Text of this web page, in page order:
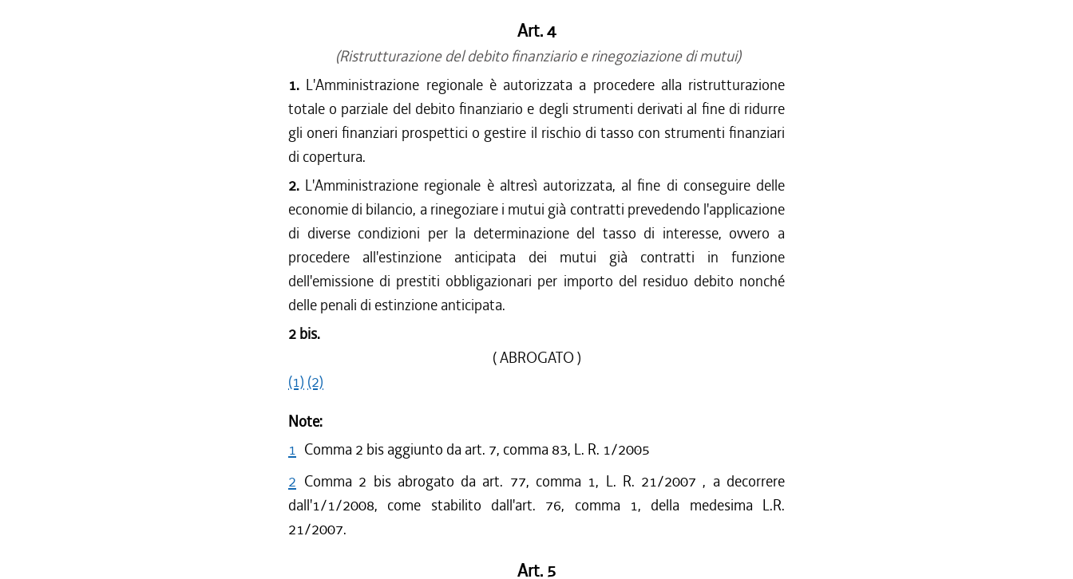
Art. 4
(Ristrutturazione del debito finanziario e rinegoziazione di mutui)
1. L'Amministrazione regionale è autorizzata a procedere alla ristrutturazione
totale o parziale del debito finanziario e degli strumenti derivati al fine di ridurre
gli oneri finanziari prospettici o gestire il rischio di tasso con strumenti finanziari
di copertura.
2. L'Amministrazione regionale è altresì autorizzata, al fine di conseguire delle
economie di bilancio, a rinegoziare i mutui già contratti prevedendo l'applicazione
di diverse condizioni per la determinazione del tasso di interesse, ovvero a
procedere all'estinzione anticipata dei mutui già contratti in funzione
dell'emissione di prestiti obbligazionari per importo del residuo debito nonché
delle penali di estinzione anticipata.
2 bis.
( ABROGATO )
(1) (2)
Note:
1 Comma 2 bis aggiunto da art. 7, comma 83, L. R. 1/2005
2 Comma 2 bis abrogato da art. 77, comma 1, L. R. 21/2007 , a decorrere
dall'1/1/2008, come stabilito dall'art. 76, comma 1, della medesima L.R.
21/2007.
Art. 5